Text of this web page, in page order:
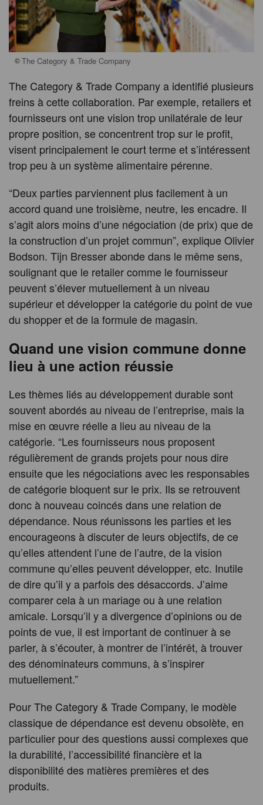
©The Category & Trade Company
The Category & Trade Company a identifié plusieurs
freins à cette collaboration. Par exemple, retailers et
fournisseurs ont une vision trop unilatérale de leur
propre position, se concentrent trop sur le profit,
visent principalement le court terme et s’intéressent
trop peu à un système alimentaire pérenne.
“Deux parties parviennent plus facilement à un
accord quand une troisième, neutre, les encadre. Il
s’agit alors moins d’une négociation (de prix) que de
la construction d’un projet commun”, explique Olivier
Bodson. Tijn Bresser abonde dans le même sens,
soulignant que le retailer comme le fournisseur
peuvent s’élever mutuellement à un niveau
supérieur et développer la catégorie du point de vue
du shopper et de la formule de magasin.
Quand une vision commune donne
lieu à une action réussie
Les thèmes liés au développement durable sont
souvent abordés au niveau de l’entreprise, mais la
mise en œuvre réelle a lieu au niveau de la
catégorie. “Les fournisseurs nous proposent
régulièrement de grands projets pour nous dire
ensuite que les négociations avec les responsables
de catégorie bloquent sur le prix. Ils se retrouvent
donc à nouveau coincés dans une relation de
dépendance. Nous réunissons les parties et les
encourageons à discuter de leurs objectifs, de ce
qu’elles attendent l’une de l’autre, de la vision
commune qu’elles peuvent développer, etc. Inutile
de dire qu’il y a parfois des désaccords. J’aime
comparer cela à un mariage ou à une relation
amicale. Lorsqu’il y a divergence d’opinions ou de
points de vue, il est important de continuer à se
parler, à s’écouter, à montrer de l’intérêt, à trouver
des dénominateurs communs, à s’inspirer
mutuellement.”
Pour The Category & Trade Company, le modèle
classique de dépendance est devenu obsolète, en
particulier pour des questions aussi complexes que
la durabilité, l’accessibilité financière et la
disponibilité des matières premières et des
produits.